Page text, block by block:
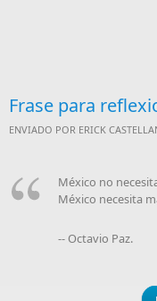
Frase para
ENVIADO POR ERICK
México no
México necesita
-- Octavio Paz.